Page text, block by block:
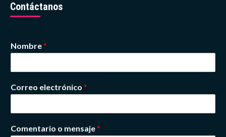
Contáctanos
Nombre*
Correo electrónico *
Comentario o mensaje*